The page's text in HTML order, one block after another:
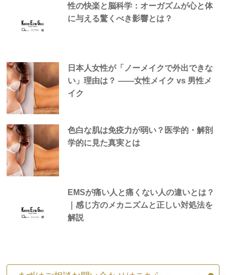
性の快楽と脳科学：オーガズムが心と体
に与える驚くべき影響とは？
日本人女性が「ノーメイクで外出できな
い」理由は？ —―女性メイク vs 男性メ
イク
色白な肌は免疫力が弱い？医学的・解剖
学的に見た真実とは
EMSが痛い人と痛くない人の違いとは？
｜感じ方のメカニズムと正しい対処法を
解説